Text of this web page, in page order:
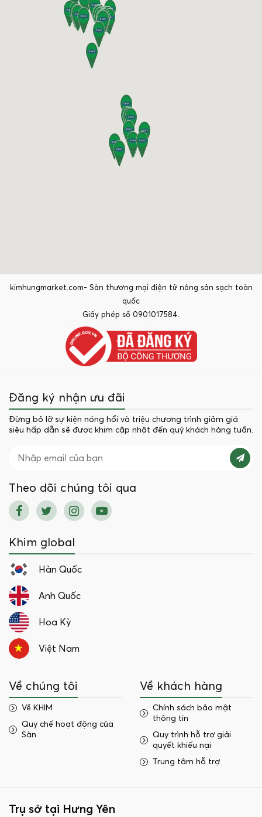
kimhungmarket.com- Sàn thương mại điện tử nông sản sạch toàn
quốc
Giấy phép số 0901017584.
Đăng ký nhận ưu đãi
Đừng bỏ lỡ sự kiện nóng hổi và triệu chương trình giảm giá
siêu hấp dẫn sẽ được khim cập nhật đến quý khách hàng tuần.
Theo dõi chúng tôi qua
Khim global
Hàn Quốc
Anh Quốc
Hoa Kỳ
Việt Nam
Về chúng tôi
Về KHIM
Quy chế hoạt động của
Sàn
Về khách hàng
Chính sách bảo mật
thông tin
Quy trình hỗ trợ giải
quyết khiếu nại
Trung tâm hỗ trợ
Trụ sở tại Hưng Yên